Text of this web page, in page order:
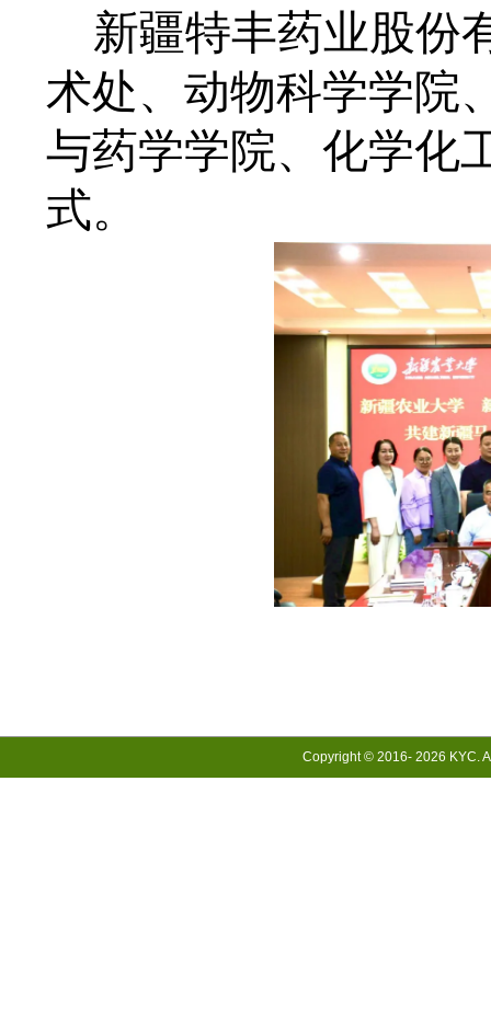
新疆特丰药业股份
术处、动物科学学院
与药学学院、化学化
式。
Copyright © 2016- 2026 KYC.